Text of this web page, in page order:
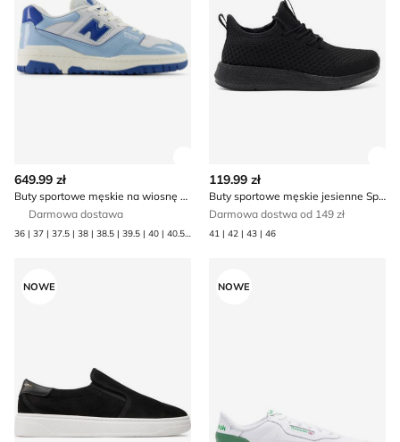
649.99 zł
Buty sportowe męskie na wiosnę New Balance
Darmowa dostawa
36 | 37 | 37.5 | 38 | 38.5 | 39.5 | 40 | 40.5 | 41.5 | 42 | 42.5 | 43 | 44 | 44.5 | 45 | 45.5 | 46.5 | 47.5
119.99 zł
Buty sportowe męskie jesienne Sprandi
Darmowa dostwa od 149 zł
41 | 42 | 43 | 46
NOWE NOWE